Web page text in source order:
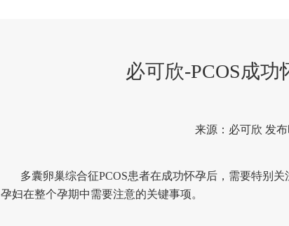
必可欣-PCOS成
来源：必可欣 发布
多囊卵巢综合征PCOS患者在成功怀孕后，需要特别关
孕妇在整个孕期中需要注意的关键事项。